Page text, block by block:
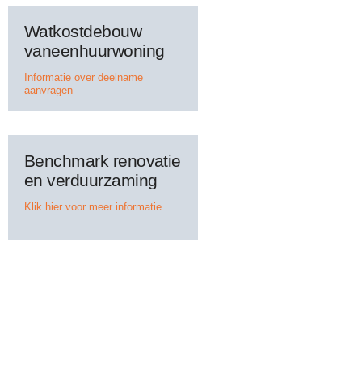
Watkostdebouw
vaneenhuurwoning
Informatie over deelname
aanvragen
Benchmark renovatie
en verduurzaming
Klik hier voor meer informatie